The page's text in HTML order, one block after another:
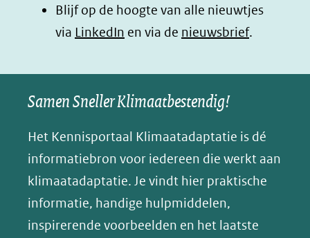
nieuw
venster)
naar
een
website)
nieuw
venster)
naar
een
website)
nieuw
venster)
naar
een
website)
B
l
e
s
y
(opent
in
nieuw
venster)
Blijf op de hoogte van alle nieuwtjes
via LinkedIn (opent
nieuw
venster)
naar
een
andere
website)
en via de nieuwsbrief.
Samen Sneller Klimaatbestendig!
Het Kennisportaal Klimaatadaptatie is dé
informatiebron voor iedereen die werkt aan
klimaatadaptatie. Je vindt hier praktische
informatie, handige hulpmiddelen,
inspirerende voorbeelden en het laatste